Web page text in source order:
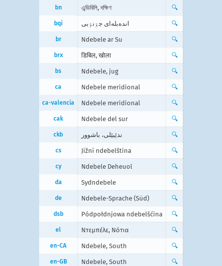
bn এন্ডিবিলি, দক্ষিণ 🔍
bqi انده‌بله‌ای جۊنۊبی 🔍
br Ndebele ar Su 🔍
brx डिबिल, खोला 🔍
bs Ndebele, jug 🔍
ca Ndebele meridional 🔍
ca-valencia Ndebele meridional 🔍
cak Ndebele del sur 🔍
ckb ندێبێلی، باشوور 🔍
cs Jižní ndebelština 🔍
cy Ndebele Deheuol 🔍
da Sydndebele 🔍
de Ndebele-Sprache (Süd) 🔍
dsb Pódpołdnjowa ndebelšćina 🔍
el Ντεμπέλε, Νότια 🔍
en-CA Ndebele, South 🔍
en-GB Ndebele, South 🔍